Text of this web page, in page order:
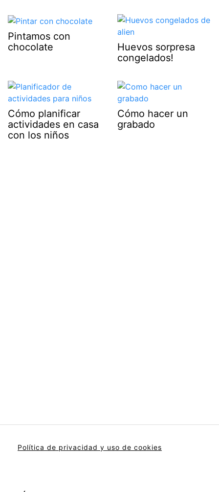
Pintamos con
chocolate
Huevos sorpresa
congelados!
Cómo planificar
actividades en casa
con los niños
Cómo hacer un
grabado
Política de privacidad y uso de cookies